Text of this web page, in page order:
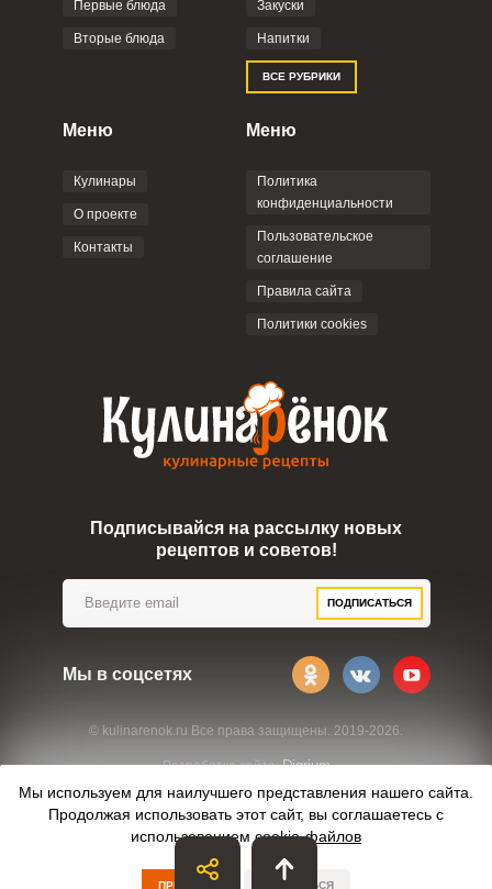
Отправляя эту форму, вы соглашаетесь с
Политикой
Пользовательским
соглашением
© kulinarenok.ru Все права защищены. 2019-2026.
Разработка сайта:Digrium
Первые блюда
Вторые блюда
Закуски
Напитки
ВСЕ РУБРИКИ
Меню
Кулинары
О проекте
Контакты
Меню
Политика
конфиденциальности
Пользовательское
соглашение
Правила сайта
Политики cookies
Подписывайся на рассылку новых
рецептов и советов!
ПОДПИСАТЬСЯ
Мы в соцсетях
Мы используем для наилучшего представления нашего сайта.
Продолжая использовать этот сайт, вы соглашаетесь с
использованиемcookie-файлов
ПРИНЯТЬ ОТКАЗАТЬСЯ